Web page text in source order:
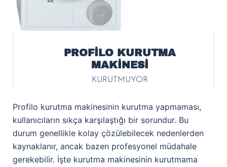
PROFİLO KURUTMA
MAKİNESİ
KURUTMUYOR
Profilo kurutma makinesinin kurutma yapmaması,
kullanıcıların sıkça karşılaştığı bir sorundur. Bu
durum genellikle kolay çözülebilecek nedenlerden
kaynaklanır, ancak bazen profesyonel müdahale
gerekebilir. İşte kurutma makinesinin kurutmama